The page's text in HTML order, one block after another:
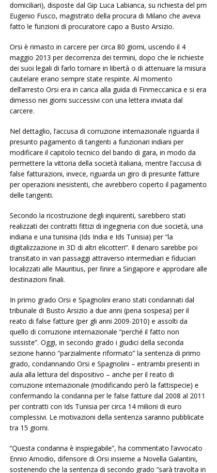
domiciliari), disposte dal Gip Luca Labianca, su richiesta del pm
Eugenio Fusco, magistrato della procura di Milano che aveva
fatto le funzioni di procuratore capo a Busto Arsizio.
Orsi è rimasto in carcere per circa 80 giorni, uscendo il 4
maggio 2013 per decorrenza dei termini, dopo che le richieste
dei suoi legali di farlo tornare in libertà o di attenuare la misura
cautelare erano sempre state respinte. Al momento
dell’arresto Orsi era in carica alla guida di Finmeccanica e si era
dimesso nei giorni successivi con una lettera inviata dal
carcere.
Nel dettaglio, l’accusa di corruzione internazionale riguarda il
presunto pagamento di tangenti a funzionari indiani per
modificare il capitolo tecnico del bando di gara, in modo da
permettere la vittoria della società italiana, mentre l’accusa di
false fatturazioni, invece, riguarda un giro di presunte fatture
per operazioni inesistenti, che avrebbero coperto il pagamento
delle tangenti.
Secondo la ricostruzione degli inquirenti, sarebbero stati
realizzati dei contratti fittizi di ingegneria con due società, una
indiana e una tunisina (Ids India e Ids Tunisia) per “la
digitalizzazione in 3D di altri elicotteri”. Il denaro sarebbe poi
transitato in vari passaggi attraverso intermediari e fiduciari
localizzati alle Mauritius, per finire a Singapore e approdare alle
destinazioni finali.
In primo grado Orsi e Spagnolini erano stati condannati dal
tribunale di Busto Arsizio a due anni (pena sospesa) per il
reato di false fatture (per gli anni 2009-2010) e assolti da
quello di corruzione internazionale “perché il fatto non
sussiste”. Oggi, in secondo grado i giudici della seconda
sezione hanno “parzialmente riformato” la sentenza di primo
grado, condannando Orsi e Spagnolini – entrambi presenti in
aula alla lettura del dispositivo – anche per il reato di
corruzione internazionale (modificando però la fattispecie) e
confermando la condanna per le false fatture dal 2008 al 2011
per contratti con Ids Tunisia per circa 14 milioni di euro
complessivi. Le motivazioni della sentenza saranno pubblicate
tra 15 giorni.
“Questa condanna è inspiegabile”, ha commentato l’avvocato
Ennio Amodio, difensore di Orsi insieme a Novella Galantini,
sostenendo che la sentenza di secondo grado “sarà travolta in